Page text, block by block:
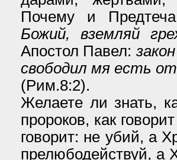
Почему и
Божий, вземляй
Апостол Павел:
свободил мя есть
(Рим.8:2).
Желаете ли знать,
пророков, как
говорит: не убий, а
прелюбодействуй, а